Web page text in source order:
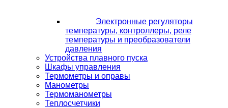
Электронные регуляторы
температуры, контроллеры, реле
температуры и преобразователи
давления
Устройства плавного пуска
Шкафы управления
Термометры и оправы
Манометры
Термоманометры
Теплосчетчики